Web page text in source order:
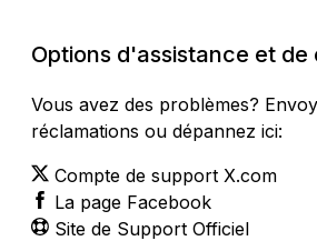
Options d'assistance et
Vous avez des problèmes?
réclamations ou dépannez ici:
Compte de support X.com
La page Facebook
Site de Support Officiel